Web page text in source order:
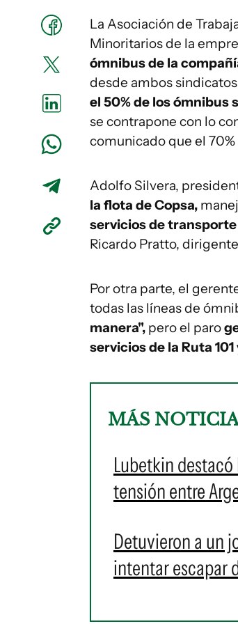
La Asociación de
Minoritarios de la
ómnibus de la
desde ambos
el 50% de los ómnibus
se contrapone con lo
comunicado que el
Adolfo Silvera,
la flota de Copsa,
servicios de
Ricardo Pratto,
Por otra parte, el
todas las líneas de
manera", pero el paro
servicios de la Ruta
MÁS
Lubetkin
tensión entre
Detuvieron a un
intentar escapar